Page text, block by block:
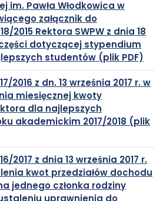
im. Pawła Włodkowica w
załącznik do
2015 Rektora SWPW z dnia 18
dotyczącej stypendium
studentów (plik PDF)
PDF
się
w
2016 z dn. 13 września 2017 r. w
miesięcznej kwoty
dla najlepszych
akademickim 2017/2018 (plik
2017 z dnia 13 września 2017 r.
kwot przedziałów dochodu
jednego członka rodziny
uprawnienia do